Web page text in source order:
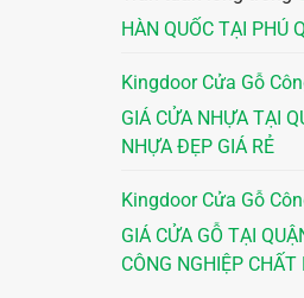
HÀN QUỐC TẠI PHÚ
Kingdoor Cửa Gỗ
GIÁ CỬA NHỰA TẠI
NHỰA ĐẸP GIÁ RẺ
Kingdoor Cửa Gỗ
GIÁ CỬA GỖ TẠI
CÔNG NGHIỆP CHẤT